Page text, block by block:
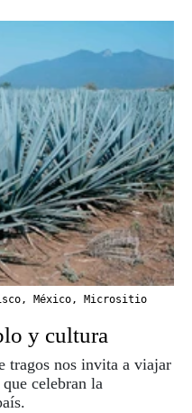
, México, Micrositio
y cultura
tragos nos invita a viajar
celebran la